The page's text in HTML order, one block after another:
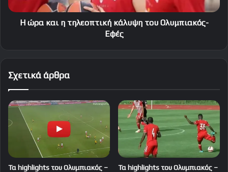
Εφές
Η ώρα και η τηλεοπτική κάλυψη του Ολυμπιακός-
Εφές
Σχετικά άρθρα
Τα highlights του Ολυμπιακός –
Τα highlights του Ολυμπιακός –